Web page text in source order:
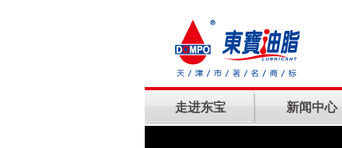
走进东宝 新闻中心